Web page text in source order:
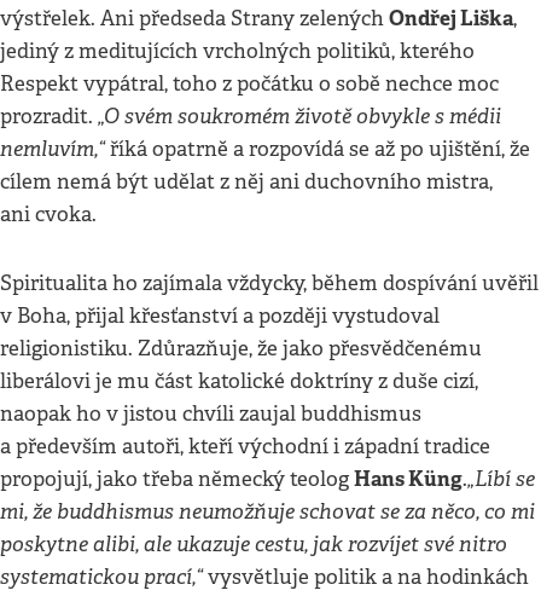
výstřelek. Ani předseda Strany zelenýchOndřej Liška,
jediný z meditujících vrcholných politiků, kterého
Respekt vypátral, toho z počátku o sobě nechce moc
prozradit. „O svém soukromém životě obvykle s médii
nemluvím,“říká opatrně a rozpovídá se až po ujištění, že
cílem nemá být udělat z něj ani duchovního mistra,
ani cvoka.
Spiritualita ho zajímala vždycky, během dospívání uvěřil
v Boha, přijal křesťanství a později vystudoval
religionistiku. Zdůrazňuje, že jako přesvědčenému
liberálovi je mu část katolické doktríny z duše cizí,
naopak ho v jistou chvíli zaujal buddhismus
a především autoři, kteří východní i západní tradice
propojují, jako třeba německý teologHans Küng.„Líbí se
mi, že buddhismus neumožňuje schovat se za něco, co mi
poskytne alibi, ale ukazuje cestu, jak rozvíjet své nitro
systematickou prací,“vysvětluje politik a na hodinkách